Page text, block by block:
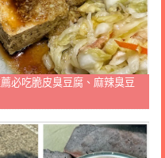
必吃脆皮臭豆腐、麻辣臭豆